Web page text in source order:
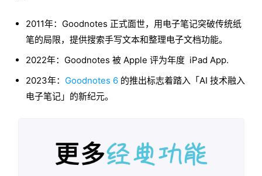
2011年：Goodnotes 正式面世，用电子笔记突破传统纸
笔的局限，提供搜索手写文本和整理电子文档功能。
2022年：Goodnotes 被 Apple 评为年度 iPad App.
2023年： Goodnotes 6 的推出标志着踏入「AI 技术融入
电子笔记」的新纪元。